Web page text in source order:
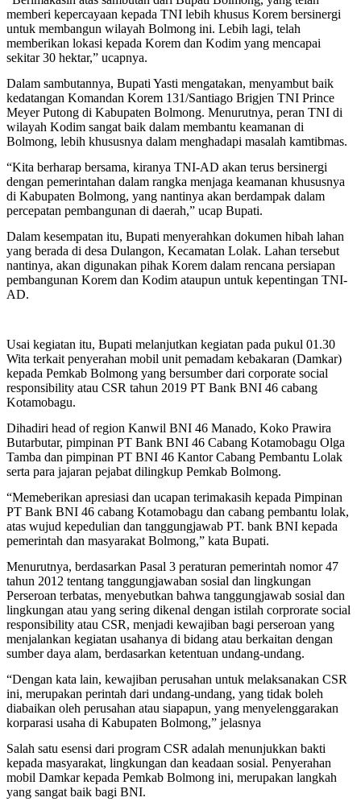
memberi kepercayaan kepada TNI lebih khusus Korem bersinergi
untuk membangun wilayah Bolmong ini. Lebih lagi, telah
memberikan lokasi kepada Korem dan Kodim yang mencapai
sekitar 30 hektar,” ucapnya.
Dalam sambutannya, Bupati Yasti mengatakan, menyambut baik
kedatangan Komandan Korem 131/Santiago Brigjen TNI Prince
Meyer Putong di Kabupaten Bolmong. Menurutnya, peran TNI di
wilayah Kodim sangat baik dalam membantu keamanan di
Bolmong, lebih khususnya dalam menghadapi masalah kamtibmas.
“Kita berharap bersama, kiranya TNI-AD akan terus bersinergi
dengan pemerintahan dalam rangka menjaga keamanan khususnya
di Kabupaten Bolmong, yang nantinya akan berdampak dalam
percepatan pembangunan di daerah,” ucap Bupati.
Dalam kesempatan itu, Bupati menyerahkan dokumen hibah lahan
yang berada di desa Dulangon, Kecamatan Lolak. Lahan tersebut
nantinya, akan digunakan pihak Korem dalam rencana persiapan
pembangunan Korem dan Kodim ataupun untuk kepentingan TNI-
AD.
Usai kegiatan itu, Bupati melanjutkan kegiatan pada pukul 01.30
Wita terkait penyerahan mobil unit pemadam kebakaran (Damkar)
kepada Pemkab Bolmong yang bersumber dari corporate social
responsibility atau CSR tahun 2019 PT Bank BNI 46 cabang
Kotamobagu.
Dihadiri head of region Kanwil BNI 46 Manado, Koko Prawira
Butarbutar, pimpinan PT Bank BNI 46 Cabang Kotamobagu Olga
Tamba dan pimpinan PT BNI 46 Kantor Cabang Pembantu Lolak
serta para jajaran pejabat dilingkup Pemkab Bolmong.
“Memeberikan apresiasi dan ucapan terimakasih kepada Pimpinan
PT Bank BNI 46 cabang Kotamobagu dan cabang pembantu lolak,
atas wujud kepedulian dan tanggungjawab PT. bank BNI kepada
pemerintah dan masyarakat Bolmong,” kata Bupati.
Menurutnya, berdasarkan Pasal 3 peraturan pemerintah nomor 47
tahun 2012 tentang tanggungjawaban sosial dan lingkungan
Perseroan terbatas, menyebutkan bahwa tanggungjawab sosial dan
lingkungan atau yang sering dikenal dengan istilah corprorate social
responsibility atau CSR, menjadi kewajiban bagi perseroan yang
menjalankan kegiatan usahanya di bidang atau berkaitan dengan
sumber daya alam, berdasarkan ketentuan undang-undang.
“Dengan kata lain, kewajiban perusahan untuk melaksanakan CSR
ini, merupakan perintah dari undang-undang, yang tidak boleh
diabaikan oleh perusahan atau siapapun, yang menyelenggarakan
korparasi usaha di Kabupaten Bolmong,” jelasnya
Salah satu esensi dari program CSR adalah menunjukkan bakti
kepada masyarakat, lingkungan dan keadaan sosial. Penyerahan
mobil Damkar kepada Pemkab Bolmong ini, merupakan langkah
yang sangat baik bagi BNI.